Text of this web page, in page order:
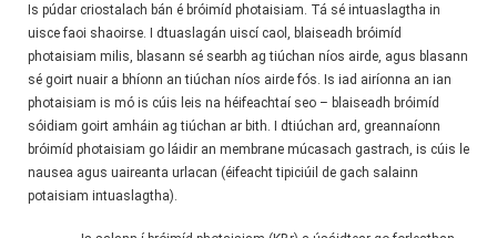
Is púdar criostalach bán é bróimíd photaisiam. Tá sé intuaslagtha in
uisce faoi shaoirse. I dtuaslagán uiscí caol, blaiseadh bróimíd
photaisiam milis, blasann sé searbh ag tiúchan níos airde, agus blasann
sé goirt nuair a bhíonn an tiúchan níos airde fós. Is iad airíonna an ian
photaisiam is mó is cúis leis na héifeachtaí seo – blaiseadh bróimíd
sóidiam goirt amháin ag tiúchan ar bith. I dtiúchan ard, greannaíonn
bróimíd photaisiam go láidir an membrane múcasach gastrach, is cúis le
nausea agus uaireanta urlacan (éifeacht tipiciúil de gach salainn
potaisiam intuaslagtha).